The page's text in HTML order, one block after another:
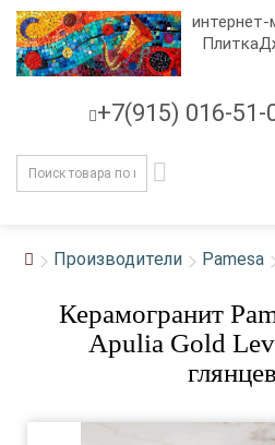
интернет-
+7(915) 016-51-
Производители Pamesa
Керамогранит
Apulia Gold